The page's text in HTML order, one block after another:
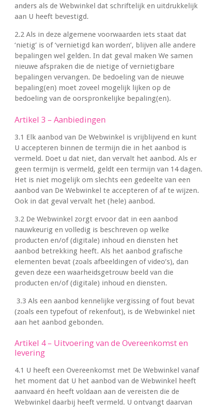
anders als de Webwinkel dat schriftelijk en uitdrukkelijk
aan U heeft bevestigd.
2.2 Als in deze algemene voorwaarden iets staat dat
‘nietig’ is of ‘vernietigd kan worden’, blijven alle andere
bepalingen wel gelden. In dat geval maken We samen
nieuwe afspraken die de nietige of vernietigbare
bepalingen vervangen. De bedoeling van de nieuwe
bepaling(en) moet zoveel mogelijk lijken op de
bedoeling van de oorspronkelijke bepaling(en).
Artikel 3 – Aanbiedingen
3.1 Elk aanbod van De Webwinkel is vrijblijvend en kunt
U accepteren binnen de termijn die in het aanbod is
vermeld. Doet u dat niet, dan vervalt het aanbod. Als er
geen termijn is vermeld, geldt een termijn van 14 dagen.
Het is niet mogelijk om slechts een gedeelte van een
aanbod van De Webwinkel te accepteren of af te wijzen.
Ook in dat geval vervalt het (hele) aanbod.
3.2 De Webwinkel zorgt ervoor dat in een aanbod
nauwkeurig en volledig is beschreven op welke
producten en/of (digitale) inhoud en diensten het
aanbod betrekking heeft. Als het aanbod grafische
elementen bevat (zoals afbeeldingen of video’s), dan
geven deze een waarheidsgetrouw beeld van die
producten en/of (digitale) inhoud en diensten.
3.3 Als een aanbod kennelijke vergissing of fout bevat
(zoals een typefout of rekenfout), is de Webwinkel niet
aan het aanbod gebonden.
Artikel 4 – Uitvoering van de Overeenkomst en
levering
4.1 U heeft een Overeenkomst met De Webwinkel vanaf
het moment dat U het aanbod van de Webwinkel heeft
aanvaard én heeft voldaan aan de vereisten die de
Webwinkel daarbij heeft vermeld. U ontvangt daarvan